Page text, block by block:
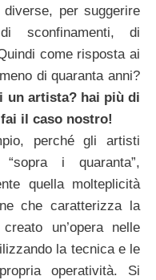
per suggerire
sconfinamenti, di
come risposta ai
di quaranta anni?
un artista? hai più di
il caso nostro!
perché gli artisti
i quaranta”,
quella molteplicità
che caratterizza la
un’opera nelle
la tecnica e le
operatività. Si